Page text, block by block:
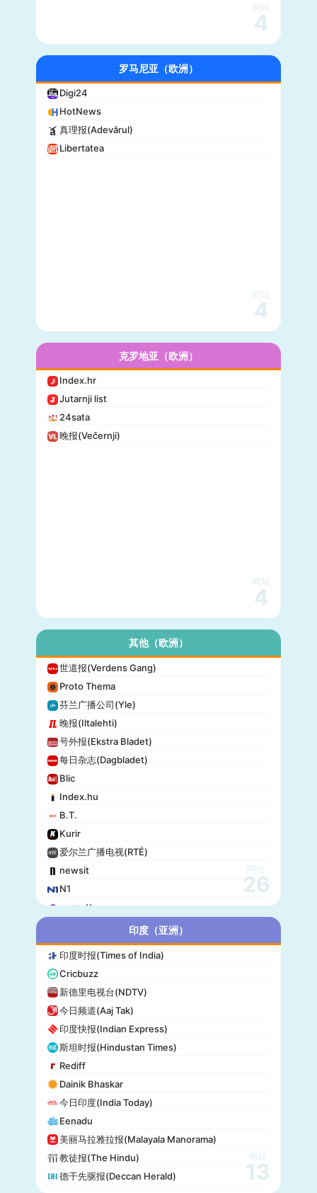
网站
4
罗马尼亚（欧洲）
Digi24
HotNews
真理报(Adevărul)
Libertatea
网站
4
克罗地亚（欧洲）
Index.hr
Jutarnji list
24sata
晚报(Večernji)
网站
4
其他（欧洲）
世道报(Verdens Gang)
Proto Thema
芬兰广播公司(Yle)
晚报(Iltalehti)
号外报(Ekstra Bladet)
每日杂志(Dagbladet)
Blic
Index.hu
B.T.
Kurir
爱尔兰广播电视(RTÉ)
newsit
N1
gazzetta
赫尔辛基日报(Helsingin Sanomat)
Origo
爱尔兰时报(Irish Times)
独立报(Independent)
MTV Uutiset
24.hu
晚邮报(Aftenposten)
DirBg
阿罗(Alo!)
政治报(Politiken)
24 Chasa
Fakti
网站
26
印度（亚洲）
印度时报(Times of India)
Cricbuzz
新德里电视台(NDTV)
今日频道(Aaj Tak)
印度快报(Indian Express)
斯坦时报(Hindustan Times)
Rediff
Dainik Bhaskar
今日印度(India Today)
Eenadu
美丽马拉雅拉报(Malayala Manorama)
教徒报(The Hindu)
德干先驱报(Deccan Herald)
网站
13